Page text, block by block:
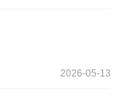
2026-05-13